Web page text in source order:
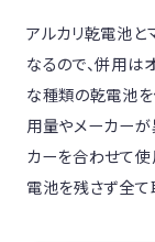
アルカリ乾電池と
なるので、併用は
な種類の乾電池を
用量やメーカー
カーを合わせて使
電池を残さず全て